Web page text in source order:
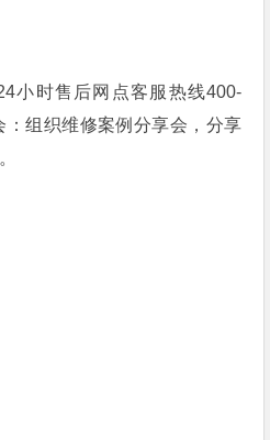
小时售后网点客服热线400-
：组织维修案例分享会，分享